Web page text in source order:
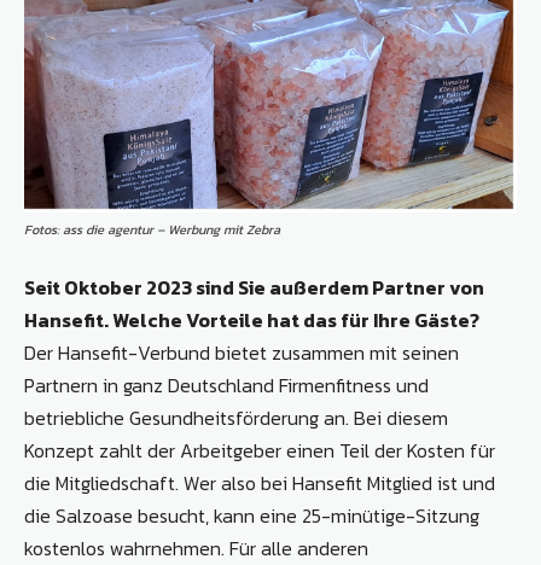
Fotos: ass die agentur – Werbung mit Zebra
Seit Oktober 2023 sind Sie außerdem Partner von
Hansefit. Welche Vorteile hat das für Ihre Gäste?
Der Hansefit-Verbund bietet zusammen mit seinen
Partnern in ganz Deutschland Firmenfitness und
betriebliche Gesundheitsförderung an. Bei diesem
Konzept zahlt der Arbeitgeber einen Teil der Kosten für
die Mitgliedschaft. Wer also bei Hansefit Mitglied ist und
die Salzoase besucht, kann eine 25-minütige-Sitzung
kostenlos wahrnehmen. Für alle anderen